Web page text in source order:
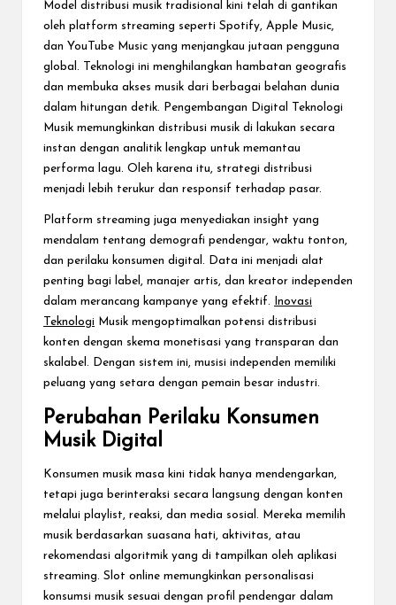
Model distribusi musik tradisional kini telah di gantikan
oleh platform streaming seperti Spotify, Apple Music,
dan YouTube Music yang menjangkau jutaan pengguna
global. Teknologi ini menghilangkan hambatan geografis
dan membuka akses musik dari berbagai belahan dunia
dalam hitungan detik. Pengembangan Digital Teknologi
Musik memungkinkan distribusi musik di lakukan secara
instan dengan analitik lengkap untuk memantau
performa lagu. Oleh karena itu, strategi distribusi
menjadi lebih terukur dan responsif terhadap pasar.
Platform streaming juga menyediakan insight yang
mendalam tentang demografi pendengar, waktu tonton,
dan perilaku konsumen digital. Data ini menjadi alat
penting bagi label, manajer artis, dan kreator independen
dalam merancang kampanye yang efektif.
Inovasi
Teknologi Musik mengoptimalkan potensi distribusi
konten dengan skema monetisasi yang transparan dan
skalabel. Dengan sistem ini, musisi independen memiliki
peluang yang setara dengan pemain besar industri.
Perubahan Perilaku Konsumen
Musik Digital
Konsumen musik masa kini tidak hanya mendengarkan,
tetapi juga berinteraksi secara langsung dengan konten
melalui playlist, reaksi, dan media sosial. Mereka memilih
musik berdasarkan suasana hati, aktivitas, atau
rekomendasi algoritmik yang di tampilkan oleh aplikasi
streaming. Slot online memungkinkan personalisasi
konsumsi musik sesuai dengan profil pendengar dalam